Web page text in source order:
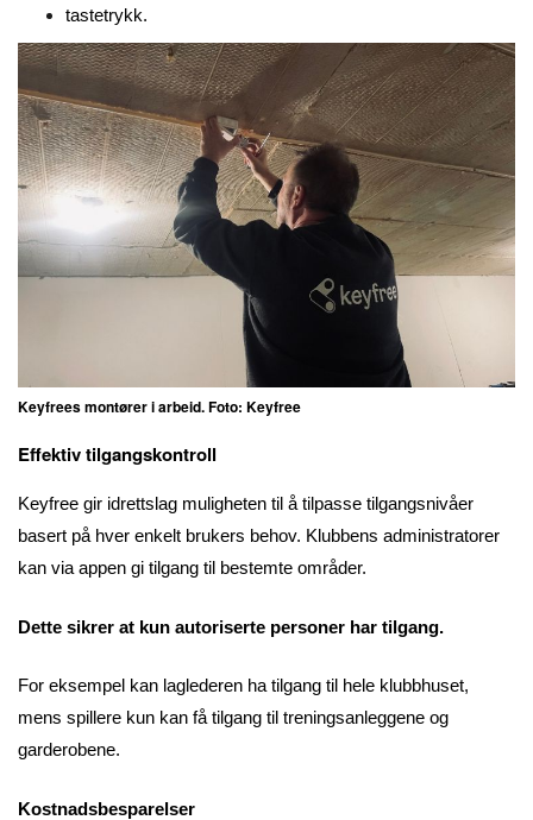
tastetrykk.
Keyfrees montører i arbeid. Foto: Keyfree
Effektiv tilgangskontroll
Keyfree gir idrettslag muligheten til å tilpasse tilgangsnivåer
basert på hver enkelt brukers behov. Klubbens administratorer
kan via appen gi tilgang til bestemte områder.
Dette sikrer at kun autoriserte personer har tilgang.
For eksempel kan laglederen ha tilgang til hele klubbhuset,
mens spillere kun kan få tilgang til treningsanleggene og
garderobene.
Kostnadsbesparelser